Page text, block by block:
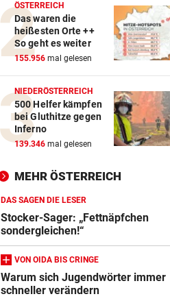
US-GRENZER NEUGIERIG vor
So bereiten Sie sich auf
Media-Checks vor
Kein Wasser mehr:
Alpenvereinshaus schließt
PROZESS UM COLD CASE vor
Anklage-Einspruch im
Kammerer abgewiesen
WIEN, NÖ UND BGLD
Vermisste und zugelaufene
Vierbeiner
NACH OPERATION
Youngster Maxi Taucher
Nummer 1 erneut
ÖSTERREICH
Das waren die
heißesten Orte ++
So geht es weiter
155.956 mal gelesen
NIEDERÖSTERREICH
500 Helfer kämpfen
bei Gluthitze gegen
Inferno
139.346 mal gelesen
MEHR ÖSTERREICH
DAS SAGEN DIE LESER
Stocker-Sager: „Fettnäpfchen
sondergleichen!“
VON OIDA BIS CRINGE
Warum sich Jugendwörter immer
schneller verändern